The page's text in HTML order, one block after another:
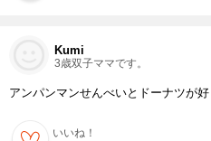
Kumi
3歳双子ママです。
アンパンマンせんべいとドーナツが好
いいね！